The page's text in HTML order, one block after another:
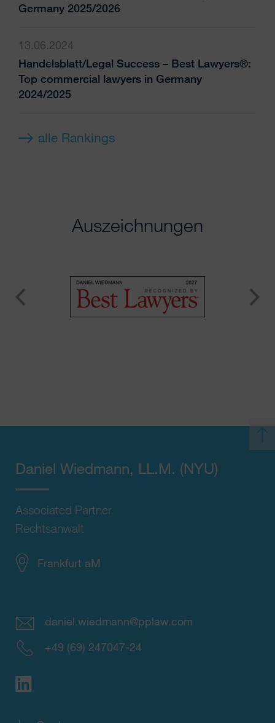
Germany 2025/2026
13.06.2024
Handelsblatt/Legal Success – Best Lawyers®:
Top commercial lawyers in Germany
2024/2025
alle Rankings
Auszeichnungen
Daniel Wiedmann, LL.M. (NYU)
Associated Partner
Rechtsanwalt
Frankfurt aM
daniel.wiedmann@pplaw.com
+49 (69) 247047-24